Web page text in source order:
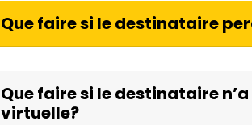
Que faire si le destinataire
Que faire si le destinataire
virtuelle?